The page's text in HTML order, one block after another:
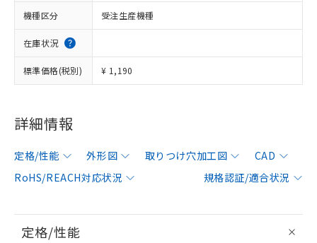
機種区分 受注生産機種
在庫状況
標準価格(税別) ¥ 1,190
詳細情報
定格/性能 外形図 取りつけ穴加工図
CAD
RoHS/REACH対応状況
規格認証/適合状況
定格/性能